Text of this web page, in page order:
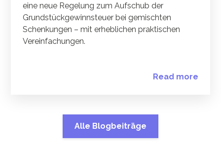
eine neue Regelung zum Aufschub der
Grundstückgewinnsteuer bei gemischten
Schenkungen – mit erheblichen praktischen
Vereinfachungen.
Read more
Alle Blogbeiträge